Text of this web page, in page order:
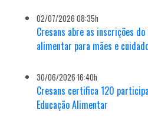
02/07/2026 08:35h
Cresans abre as inscrições
alimentar para mães e
30/06/2026 16:40h
Cresans certifica 120
Educação Alimentar